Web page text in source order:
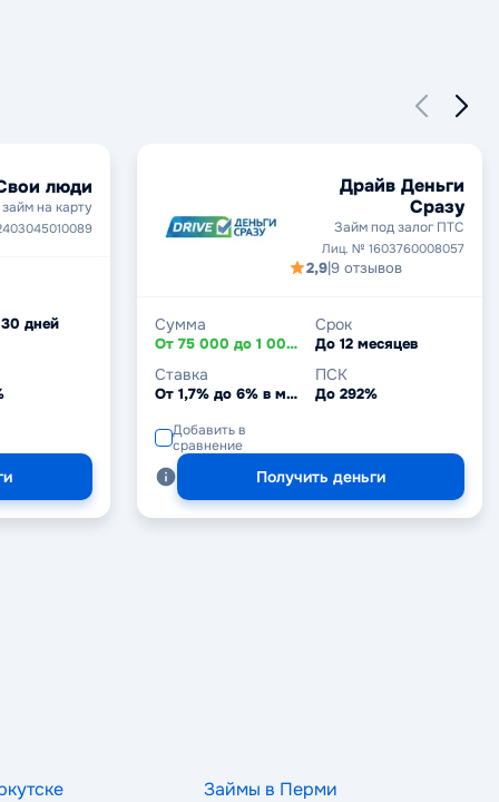
люди
на карту
дней
Драйв Деньги
Сразу
Займ под залог ПТС
Лиц. № 1603760008057
2,9|9 отзывов
Сумма
От 75 000 до 1 000 000 ₽
Срок
До 12 месяцев
Ставка
От 1,7% до 6% в месяц
ПСК
До 292%
Добавить в
сравнение
Получить деньги
Займы в Перми